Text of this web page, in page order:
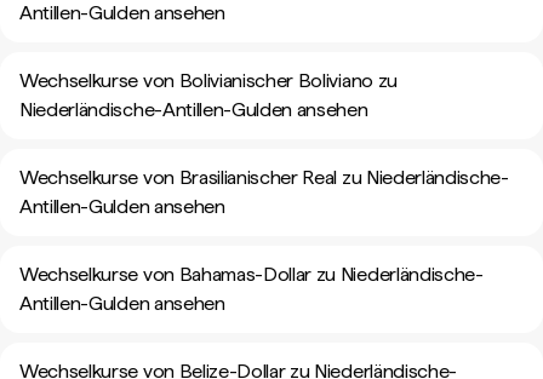
Antillen-Gulden ansehen
Wechselkurse von Bolivianischer Boliviano zu
Niederländische-Antillen-Gulden ansehen
Wechselkurse von Brasilianischer Real zu Niederländische-
Antillen-Gulden ansehen
Wechselkurse von Bahamas-Dollar zu Niederländische-
Antillen-Gulden ansehen
Wechselkurse von Belize-Dollar zu Niederländische-